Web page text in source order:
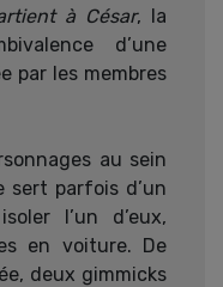
à César, la
d’une
par les membres
au sein
sert parfois d’un
l’un d’eux,
en voiture. De
deux gimmicks